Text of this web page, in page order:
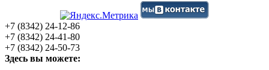
+7 (8342) 24-12-86
+7 (8342) 24-41-80
+7 (8342) 24-50-73
Здесь вы можете: